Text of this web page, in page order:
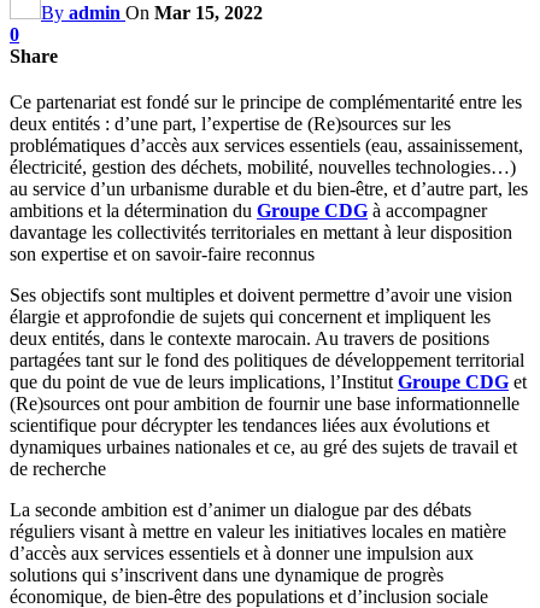
By admin On Mar 15, 2022
0
Share
Ce partenariat est fondé sur le principe de complémentarité entre les
deux entités : d’une part, l’expertise de (Re)sources sur les
problématiques d’accès aux services essentiels (eau, assainissement,
électricité, gestion des déchets, mobilité, nouvelles technologies…)
au service d’un urbanisme durable et du bien-être, et d’autre part, les
ambitions et la détermination du Groupe CDG à accompagner
davantage les collectivités territoriales en mettant à leur disposition
son expertise et on savoir-faire reconnus
Ses objectifs sont multiples et doivent permettre d’avoir une vision
élargie et approfondie de sujets qui concernent et impliquent les
deux entités, dans le contexte marocain. Au travers de positions
partagées tant sur le fond des politiques de développement territorial
que du point de vue de leurs implications, l’Institut Groupe CDG et
(Re)sources ont pour ambition de fournir une base informationnelle
scientifique pour décrypter les tendances liées aux évolutions et
dynamiques urbaines nationales et ce, au gré des sujets de travail et
de recherche
La seconde ambition est d’animer un dialogue par des débats
réguliers visant à mettre en valeur les initiatives locales en matière
d’accès aux services essentiels et à donner une impulsion aux
solutions qui s’inscrivent dans une dynamique de progrès
économique, de bien-être des populations et d’inclusion sociale